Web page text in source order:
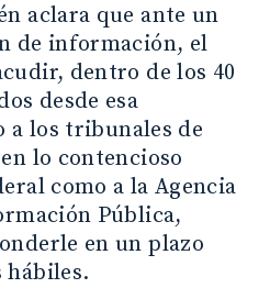
aclara que ante un
de información, el
dentro de los 40
desde esa
los tribunales de
lo contencioso
como a la Agencia
Pública,
en un plazo
hábiles.